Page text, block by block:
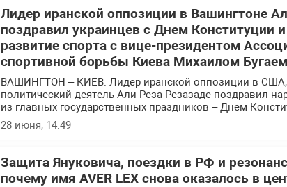
Лидер иранской оппозиции в Вашингтоне
поздравил украинцев с Днем Конституции
развитие спорта с вице-президентом
спортивной борьбы Киева Михаилом Бугаем
ВАШИНГТОН – КИЕВ. Лидер иранской оппозиции в
политический деятель Али Реза Резазаде поздравил
из главных государственных праздников – Днем
28 июня, 14:49
Защита Януковича, поездки в РФ и
почему имя AVER LEX снова оказалось в